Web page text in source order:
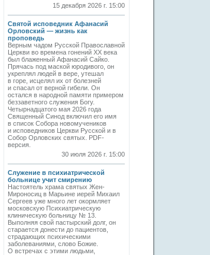
15 декабря 2026 г. 15:00
Святой исповедник Афанасий
Орловский — жизнь как
проповедь
Верным чадом Русской Православной
Церкви во времена гонений XX века
был блаженный Афанасий Сайко.
Прячась под маской юродивого, он
укреплял людей в вере, утешал
в горе, исцелял их от болезней
и спасал от верной гибели. Он
остался в народной памяти примером
беззаветного служения Богу.
Четырнадцатого мая 2026 года
Священный Синод включил его имя
в список Собора новомучеников
и исповедников Церкви Русской и в
Собор Орловских святых. PDF-
версия.
30 июля 2026 г. 15:00
Служение в психиатрической
больнице учит смирению
Настоятель храма святых Жен-
Мироносиц в Марьине иерей Михаил
Сергеев уже много лет окормляет
московскую Психиатрическую
клиническую больницу № 13.
Выполняя свой пастырский долг, он
старается донести до пациентов,
страдающих психическими
заболеваниями, слово Божие.
О встречах с этими людьми,